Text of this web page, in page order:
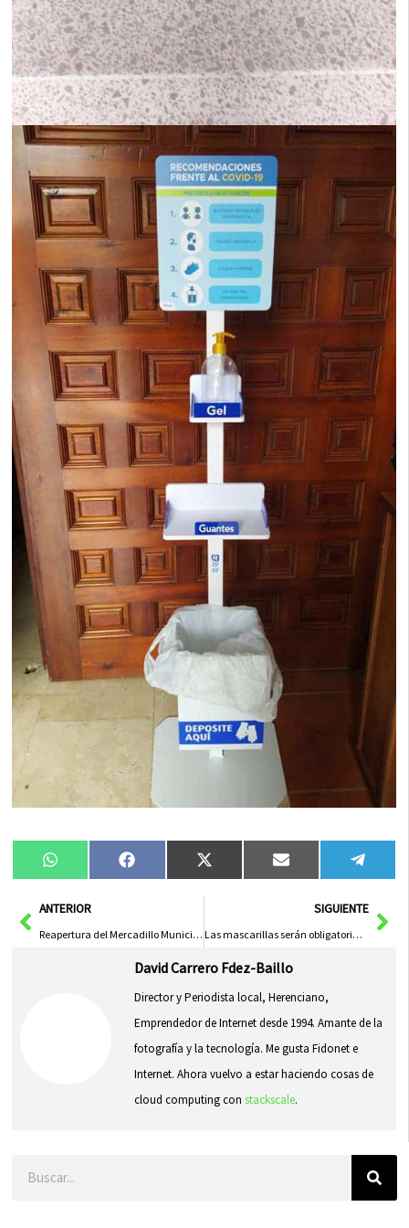
Compartir
en
WhatsAppCompartir
en
FacebookCompartir
en
X
(Twitter)
Compartir
en
Email
en
AntANTERIOR
Reapertura del Mercadillo Municipal, el Punto Limpio y Cementerio en Fase 1
SIGUIENTE
Las mascarillas serán obligatorias en toda España
David Carrero Fdez-Baillo
Director y Periodista local, Herenciano,
Emprendedor de Internet desde 1994. Amante de la
fotografía y la tecnología. Me gusta Fidonet e
Internet. Ahora vuelvo a estar haciendo cosas de
cloud computing con stackscale.